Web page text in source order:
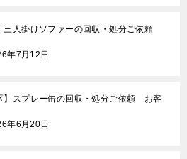
三人掛けソファーの回収・処分ご依頼
年7月12日
】スプレー缶の回収・処分ご依頼 お客
年6月20日